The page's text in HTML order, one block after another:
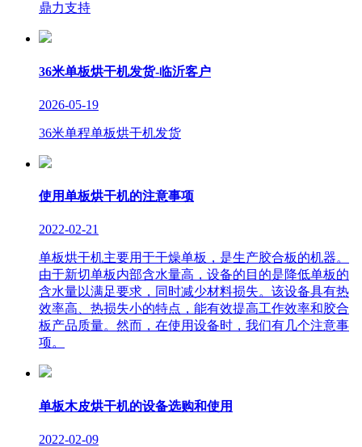
鼎力支持
36米单板烘干机发货-临沂客户
2026-05-19
36米单程单板烘干机发货
使用单板烘干机的注意事项
2022-02-21
单板烘干机主要用于干燥单板，是生产胶合板的机器。
由于新切单板内部含水量高，设备的目的是降低单板的
含水量以满足要求，同时减少材料损失。该设备具有热
效率高、热损失小的特点，能有效提高工作效率和胶合
板产品质量。然而，在使用设备时，我们有几个注意事
项。
单板木皮烘干机的设备选购和使用
2022-02-09